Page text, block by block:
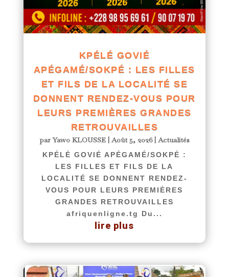
KPÉLÉ GOVIÉ
APÉGAMÉ/SOKPÉ : LES FILLES
ET FILS DE LA LOCALITÉ SE
DONNENT RENDEZ-VOUS POUR
LEURS PREMIÈRES GRANDES
RETROUVAILLES
parYawo KLOUSSE|Août 5, 2026|Actualités
KPÉLÉ GOVIÉ APÉGAMÉ/SOKPÉ :
LES FILLES ET FILS DE LA
LOCALITÉ SE DONNENT RENDEZ-
VOUS POUR LEURS PREMIÈRES
GRANDES RETROUVAILLES
afriquenligne.tg Du...
lire plus